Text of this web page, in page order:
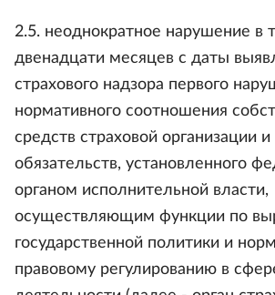
2.5. неоднократное нарушение в
двенадцати месяцев с даты
страхового надзора первого
нормативного соотношения
средств страховой организации
обязательств, установленного
органом исполнительной власти,
осуществляющим функции по
государственной политики и
правовому регулированию в